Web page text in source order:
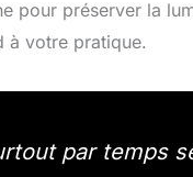
pour préserver la
à votre pratique.
par temps